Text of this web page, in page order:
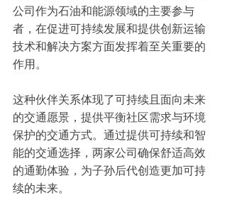
公司作为石油和能源领域的主要参与
者，在促进可持续发展和提供创新运输
技术和解决方案方面发挥着至关重要的
作用。
这种伙伴关系体现了可持续且面向未来
的交通愿景，提供平衡社区需求与环境
保护的交通方式。通过提供可持续和智
能的交通选择，两家公司确保舒适高效
的通勤体验，为子孙后代创造更加可持
续的未来。